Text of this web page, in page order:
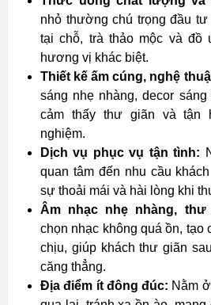
nhỏ thường chú trọng đầu
tại chỗ, trà thảo mộc và đồ
hương vị khác biệt.
Thiết kế ấm cúng, nghệ
sáng nhẹ nhàng, decor
cảm thấy thư giãn và tận
nghiệm.
Dịch vụ phục vụ tận tình:
quan tâm đến nhu cầu
sự thoải mái và hài lòng khi
Âm nhạc nhẹ nhàng, thư
chọn nhạc không quá ồn, tạo
chịu, giúp khách thư giãn
căng thẳng.
Địa điểm ít đông đúc: Nằm